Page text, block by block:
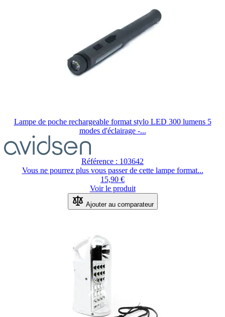
Lampe de poche rechargeable format stylo LED 300 lumens 5
modes d'éclairage -...
Référence : 103642
Vous ne pourrez plus vous passer de cette lampe format...
15,90 €
Voir le produit
Ajouter au comparateur